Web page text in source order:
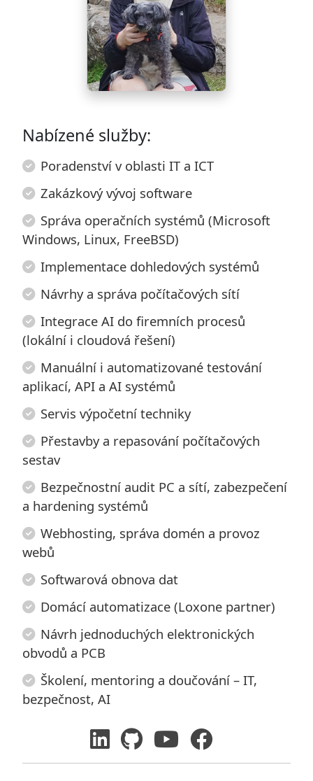
Nabízené služby:
Poradenství v oblasti IT a ICT
Zakázkový vývoj software
Správa operačních systémů (Microsoft
Windows, Linux, FreeBSD)
Implementace dohledových systémů
Návrhy a správa počítačových sítí
Integrace AI do firemních procesů
(lokální i cloudová řešení)
Manuální i automatizované testování
aplikací, API a AI systémů
Servis výpočetní techniky
Přestavby a repasování počítačových
sestav
Bezpečnostní audit PC a sítí, zabezpečení
a hardening systémů
Webhosting, správa domén a provoz
webů
Softwarová obnova dat
Domácí automatizace (Loxone partner)
Návrh jednoduchých elektronických
obvodů a PCB
Školení, mentoring a doučování – IT,
bezpečnost, AI